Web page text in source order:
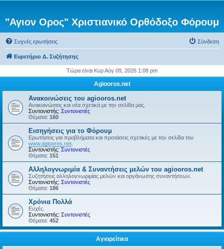
"Αγιον Ορος" Χριστιανικό Ορθόδοξο Φόρουμ
Συχνές ερωτήσεις Σύνδεση
Ευρετήριο Δ. Συζήτησης
Τώρα είναι Κυρ Αύγ 09, 2026 1:08 pm
Agiooros.net
Ανακοινώσεις του agiooros.net
Ανακοινώσεις και νέα σχετικά με την σελίδα μας.
Συντονιστής: Συντονιστές
Θέματα: 160
Εισηγήσεις για το Φόρουμ
Ερωτήσεις για προβλήματα και προτάσεις σχετικές με την σελίδα του
www.agiooros.net
Συντονιστής: Συντονιστές
Θέματα: 151
Αλληλογνωριμία & Συναντήσεις μελών του agiooros.net
Συζητήσεις αλληλογνωριμίας μελών και οργάνωσης συναντήσεων.
Συντονιστής: Συντονιστές
Θέματα: 186
Χρόνια Πολλά
Ευχές.
Συντονιστής: Συντονιστές
Θέματα: 452
Αγιορείτικα